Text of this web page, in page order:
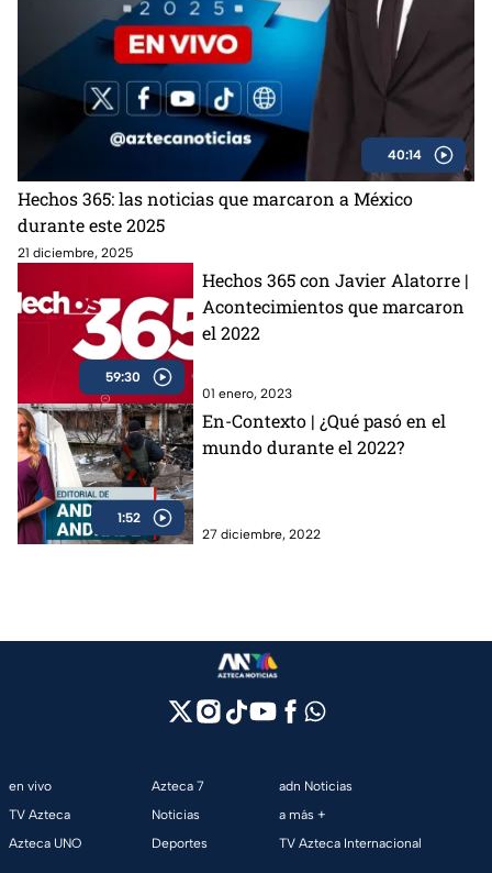
40:14
Hechos 365: las noticias que marcaron a México
durante este 2025
21 diciembre, 2025
59:30
Hechos 365 con Javier Alatorre |
Acontecimientos que marcaron
el 2022
01 enero, 2023
1:52
En-Contexto | ¿Qué pasó en el
mundo durante el 2022?
27 diciembre, 2022
en vivo
TV Azteca
Azteca UNO
Azteca 7
Noticias
Deportes
adn Noticias
a más +
TV Azteca Internacional